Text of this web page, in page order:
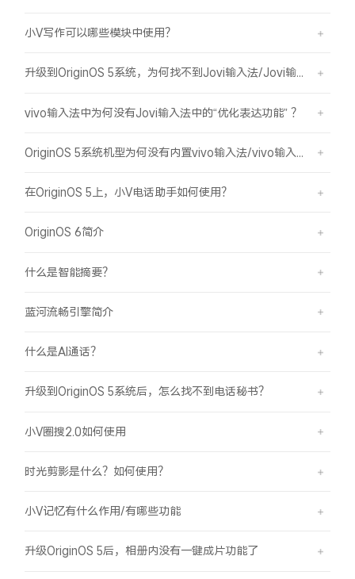
小V写作可以哪些模块中使用？
升级到OriginOS 5系统，为何找不到Jovi输入法/Jovi输入法Pro？
vivo输入法中为何没有Jovi输入法中的“优化表达功能” ？
在OriginOS 5上，小V电话助手如何使用？
OriginOS 6简介
什么是智能摘要？
蓝河流畅引擎简介
什么是AI通话？
升级到OriginOS 5系统后，怎么找不到电话秘书？
小V圈搜2.0如何使用
时光剪影是什么？如何使用？
小V记忆有什么作用/有哪些功能
升级OriginOS 5后，相册内没有一键成片功能了